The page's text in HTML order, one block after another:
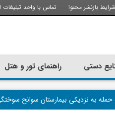
شرایط بازنشر محتوا تماس با واحد تبلیغات
دستی راهنمای تور و هتل
به نزدیکی بیمارستان سوانح